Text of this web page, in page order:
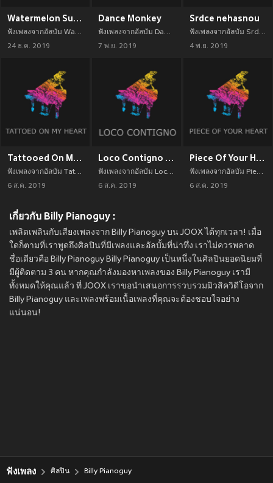
Watermelon Sugar (Piano Version)
ฟังเพลงจากอัลบัม Watermelon Sugar (Piano Version) เพลงใหม่จาก อัพเดทเพลงใหม่ล่าสุดก่อนใคร ตลอดปี 2021
24 ธ.ค. 2019
Dance Monkey
ฟังเพลงจากอัลบัม Dance Monkey เพลงใหม่จาก อัพเดทเพลงใหม่ล่าสุดก่อนใคร ตลอดปี 2021
7 พ.ย. 2019
Srdce nehasnou
ฟังเพลงจากอัลบัม Srdce nehasnou เพลงใหม่จาก อัพเดทเพลงใหม่ล่าสุดก่อนใคร ตลอดปี 2021
4 พ.ย. 2019
Tattooed On My Heart (Piano Version)
ฟังเพลงจากอัลบัม Tattooed On My Heart (Piano Version) เพลงใหม่จาก อัพเดทเพลงใหม่ล่าสุดก่อนใคร ตลอดปี 2021
6 ส.ค. 2019
Loco Contigno (Piano Version)
ฟังเพลงจากอัลบัม Loco Contigno (Piano Version) เพลงใหม่จาก อัพเดทเพลงใหม่ล่าสุดก่อนใคร ตลอดปี 2021
6 ส.ค. 2019
Piece Of Your Heart (PIano Version)
ฟังเพลงจากอัลบัม Piece Of Your Heart (PIano Version) เพลงใหม่จาก อัพเดทเพลงใหม่ล่าสุดก่อนใคร ตลอดปี 2021
6 ส.ค. 2019
เกี่ยวกับ Billy Pianoguy :
เพลิดเพลินกับเสียงเพลงจาก Billy Pianoguy บน JOOX ได้ทุกเวลา! เมื่อ
ใดก็ตามที่เราพูดถึงศิลปินที่มีเพลงและอัลบั้มที่น่าทึ่ง เราไม่ควรพลาด
ชื่อเดียวคือ Billy Pianoguy Billy Pianoguy เป็นหนึ่งในศิลปินยอดนิยมที่
มีผู้ติดตาม 3 คน หากคุณกำลังมองหาเพลงของ Billy Pianoguy เรามี
ทั้งหมดให้คุณแล้ว ที่ JOOX เราขอนำเสนอการรวบรวมมิวสิควิดีโอจาก
Billy Pianoguy และเพลงพร้อมเนื้อเพลงที่คุณจะต้องชอบใจอย่าง
แน่นอน!
ฟังเพลง ศิลปิน Billy Pianoguy